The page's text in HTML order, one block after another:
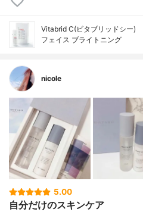
Vitabrid C(ビタブリッドシー)
フェイス ブライトニング
nicole
5.00
自分だけのスキンケア